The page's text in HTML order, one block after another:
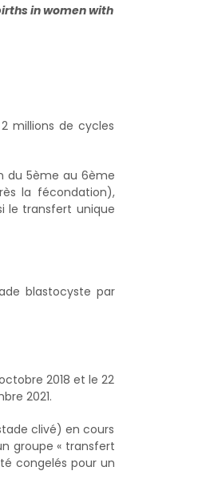
in women with
millions de cycles
du 5ème au 6ème
la fécondation),
le transfert unique
blastocyste par
2018 et le 22
2021.
clivé) en cours
groupe « transfert
congelés pour un